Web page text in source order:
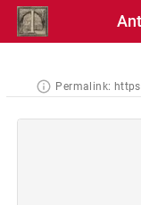
Permalink: